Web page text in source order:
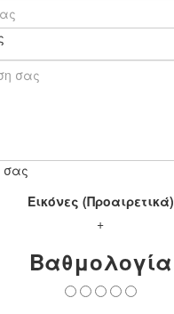
σας
Εικόνες (Προαιρετικά)
+
Βαθμολογία